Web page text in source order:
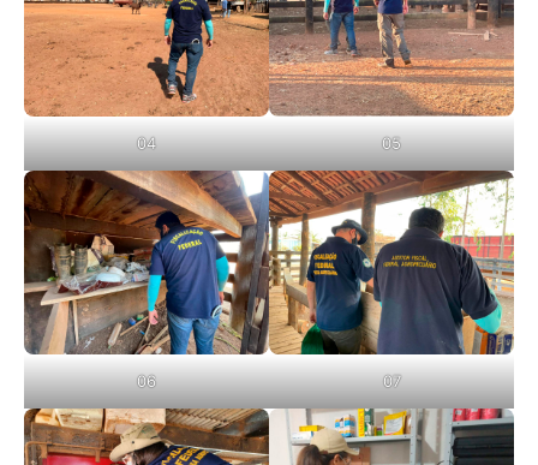
04 05
06 07